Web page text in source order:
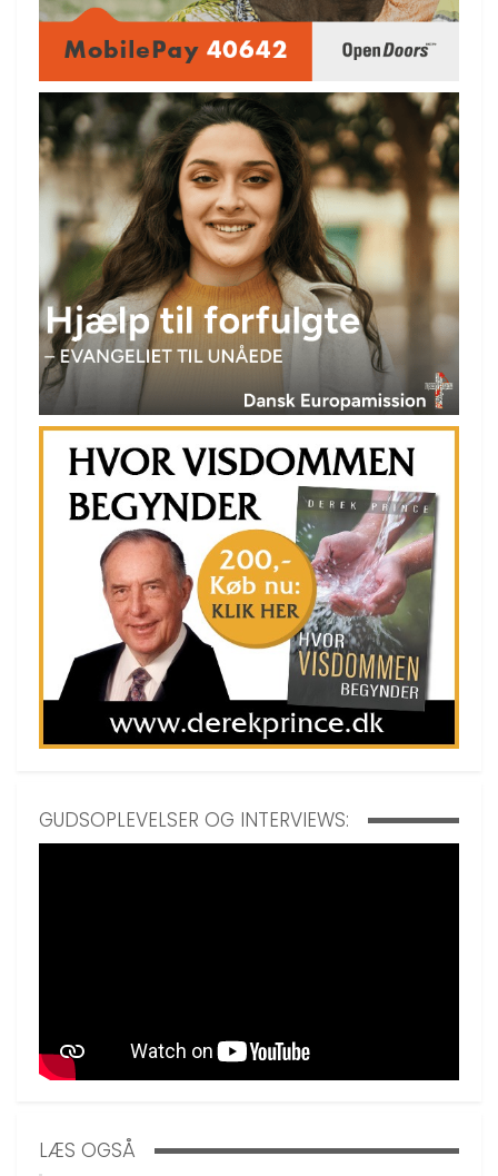
GUDSOPLEVELSER OG INTERVIEWS:
LÆS OGSÅ